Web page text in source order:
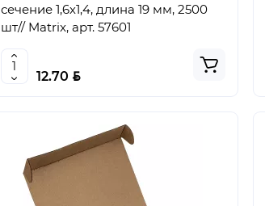
сечение 1,6х1,4, длина 19 мм, 2500
шт// Matrix, арт. 57601
12.70 BYN